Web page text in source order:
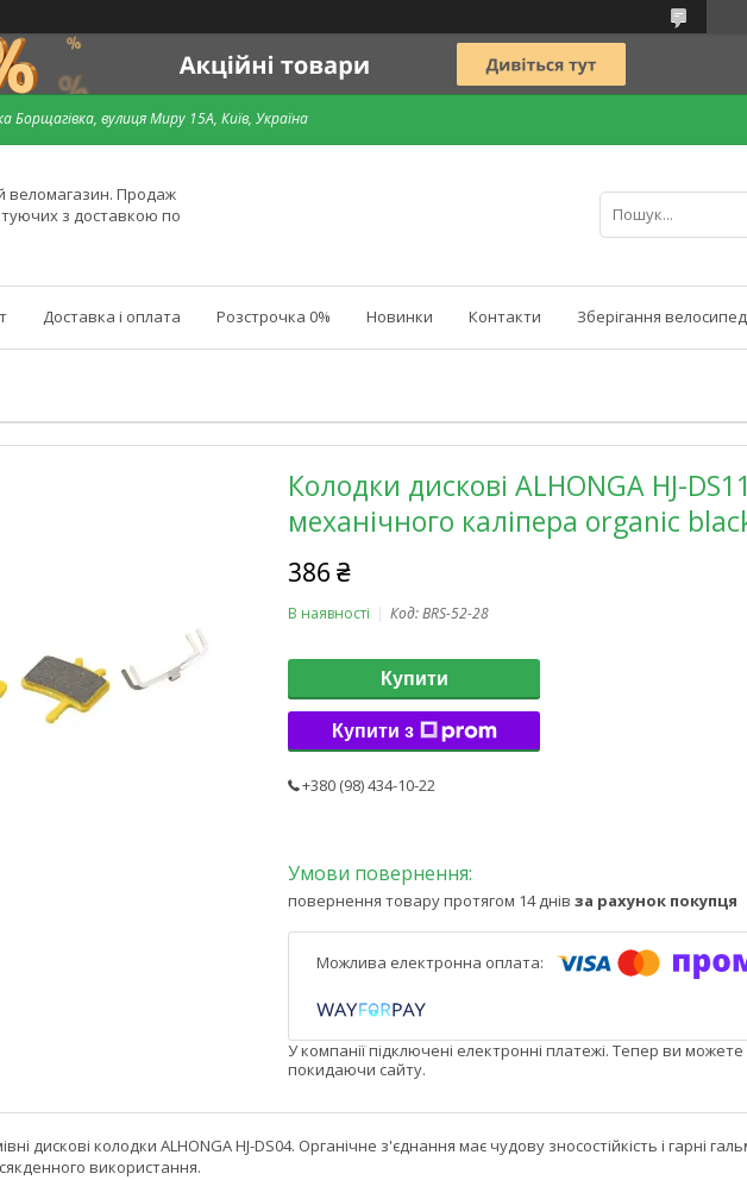
Борщагівка, вулиця Миру 15А, Київ, Україна
веломагазин. Продаж
з доставкою по
Доставка і оплата Розстрочка 0% Новинки Контакти Зберігання
Колодки дискові ALHONGA HJ-
механічного каліпера organic
386 ₴
В наявності Код:BRS-52-28
Купити
Купити з
+380 (98) 434-10-22
повернення товару протягом 14 днів за рахунок покупця
У компанії підключені електронні платежі. Тепер ви
покидаючи сайту.
дискові колодки ALHONGA HJ-DS04. Органічне з'єднання має чудову зносостійкість і гарні
використання.